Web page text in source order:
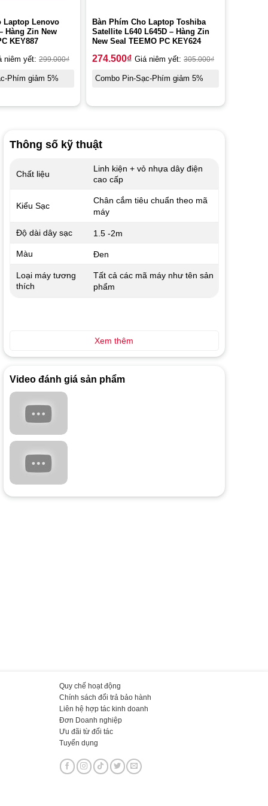
Laptop Lenovo
Hàng Zin New
KEY887
niêm yết: 299.000₫
Phím giảm 5%
Bàn Phím Cho Laptop Toshiba
Satellite L640 L645D – Hàng Zin
New Seal TEEMO PC KEY624
274.500₫ Giá niêm yết: 305.000₫
Combo Pin-Sạc-Phím giảm 5%
Thông số kỹ thuật
Chất liệu
Linh kiện + vỏ nhựa dây điện
cao cấp
Kiểu Sạc
Chân cắm tiêu chuẩn theo mã
máy
Độ dài dây sạc 1.5 -2m
Màu Đen
Loại máy tương
thích
Tất cả các mã máy như tên sản
phẩm
Xem thêm
Video đánh giá sản phẩm
Quy chế hoạt động
Chính sách đổi trả bảo hành
Liên hệ hợp tác kinh doanh
Đơn Doanh nghiệp
Ưu đãi từ đối tác
Tuyển dụng